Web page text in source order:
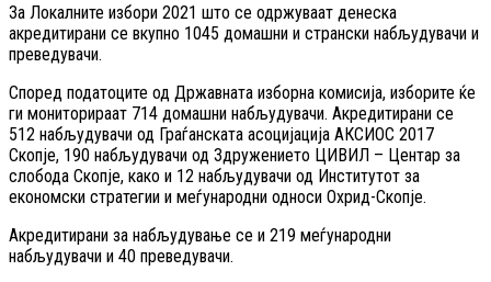
За Локалните избори 2021 што се одржуваат денеска
акредитирани се вкупно 1045 домашни и странски набљудувачи и
преведувачи.
Според податоците од Државната изборна комисија, изборите ќе
ги мониторираат 714 домашни набљудувачи. Акредитирани се
512 набљудувачи од Граѓанската асоцијација АКСИОС 2017
Скопје, 190 набљудувачи од Здружението ЦИВИЛ – Центар за
слобода Скопје, како и 12 набљудувачи од Институтот за
економски стратегии и меѓународни односи Охрид-Скопје.
Акредитирани за набљудување се и 219 меѓународни
набљудувачи и 40 преведувачи.